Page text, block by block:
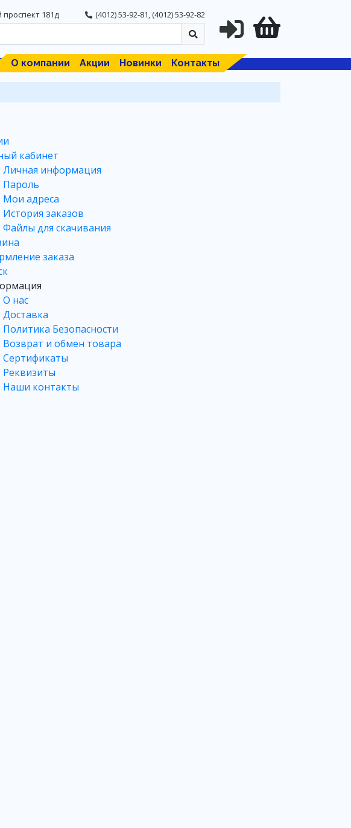
181д (4012) 53-92-81,(4012) 53-92-82
О компании Акции Новинки Контакты
кабинет
Личная информация
Пароль
Мои адреса
История заказов
Файлы для скачивания
заказа
О нас
Доставка
Политика Безопасности
Возврат и обмен товара
Сертификаты
Реквизиты
Наши контакты